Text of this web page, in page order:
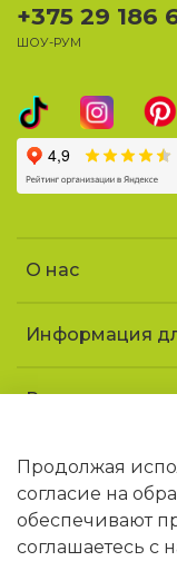
О нас
Информация
Реквизиты и
УНП 690852163
Юридический
г. Логойск, ул.
В торговом
+375 29 186
ШОУ-РУМ
Продолжая
согласие на
обеспечивают
соглашаетесь с